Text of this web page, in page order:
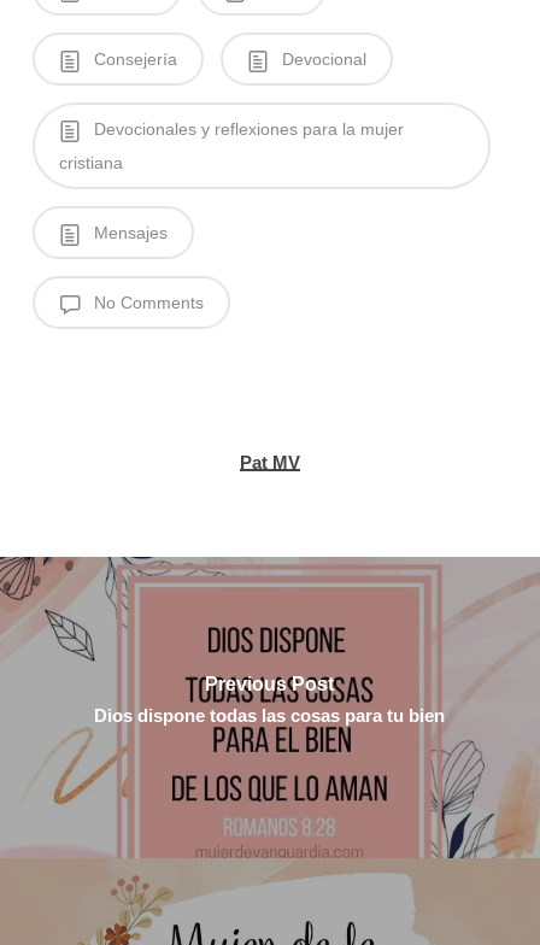
Consejería Devocional
Devocionales y reflexiones para la mujer
cristiana
Mensajes
No Comments
Pat MV
Previous Post
Dios dispone todas las cosas para tu bien